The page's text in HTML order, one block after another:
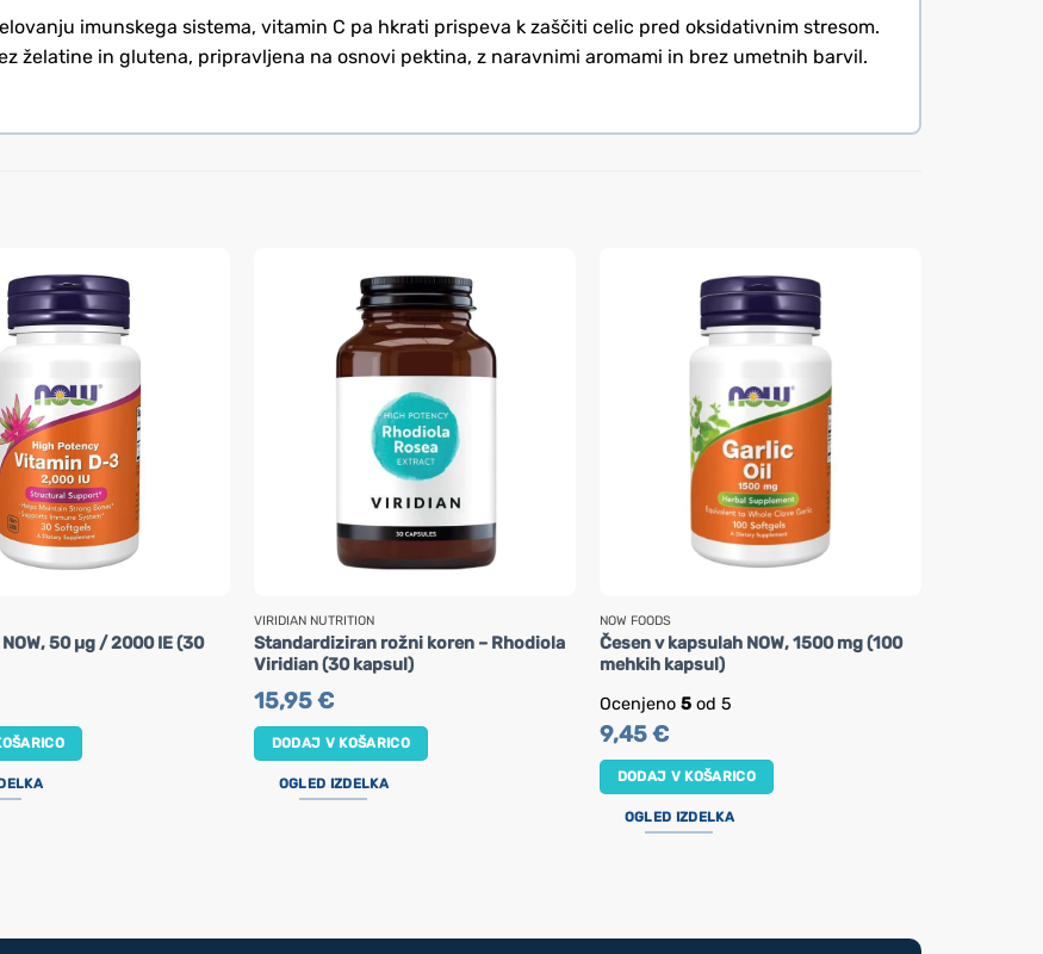
imunskega sistema, vitamin C pa hkrati prispeva k zaščiti celic pred oksidativnim stresom.
želatine in glutena, pripravljena na osnovi pektina, z naravnimi aromami in brez umetnih barvil.
50 µg / 2000 IE (30
VIRIDIAN NUTRITION
Standardiziran rožni koren – Rhodiola
Viridian (30 kapsul)
15,95€
DODAJ V KOŠARICO
OGLED IZDELKA
NOW FOODS
Česen v kapsulah NOW, 1500 mg (100
mehkih kapsul)
Ocenjeno 5od 5
9,45€
DODAJ V KOŠARICO
OGLED IZDELKA